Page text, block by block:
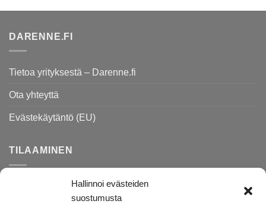
Hallinnoi evästeiden
suostumusta
DARENNE.FI
Tietoa yrityksestä – Darenne.fi
Ota yhteyttä
Evästekäytäntö (EU)
TILAAMINEN
Rekisteri- ja tietosuojaseloste